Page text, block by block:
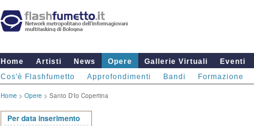
Home Artisti News Opere Gallerie Virtuali Eventi
Cos'è Flashfumetto
Approfondimenti Bandi Formazione
Home > Opere > Santo D'Io Copertina
Per data inserimento